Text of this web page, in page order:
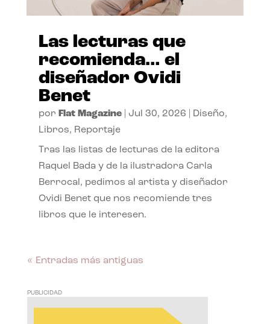
Las lecturas que
recomienda… el
diseñador Ovidi
Benet
por Flat Magazine| Jul 30, 2026 Diseño,
Libros, Reportaje
Tras las listas de lecturas de la editora
Raquel Bada y de la ilustradora Carla
Berrocal, pedimos al artista y diseñador
Ovidi Benet que nos recomiende tres
libros que le interesen.
« Entradas más antiguas
PUBLICIDAD